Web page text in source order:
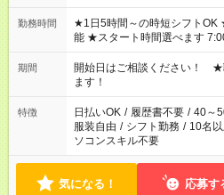
勤務時間
★1日5時間～の時短シフトOK ★もちろんフルタイムシフトも可
能 ★スタート時間選べます
20:00 など 残業なし！ ※Wワークの場合、他のお仕事と合わせ
週40時間超の就業はご案内で
間以上勤務は社会保険への加
（日雇い派遣の原則禁止）に
案内が難しい場合があります
期間
開始日はご相談ください！ ★
ます！
特徴 日払いOK / 履歴書不要 / 40～
服装自由 / シフト勤務 / 10名
ソコンスキル不要
気になる！ 応募す